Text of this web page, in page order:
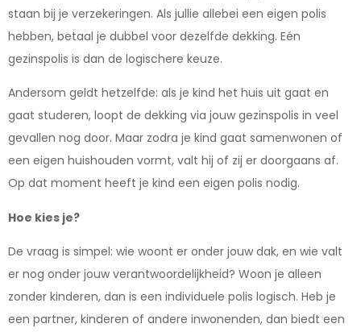
staan bij je verzekeringen. Als jullie allebei een eigen polis
hebben, betaal je dubbel voor dezelfde dekking. Eén
gezinspolis is dan de logischere keuze.
Andersom geldt hetzelfde: als je kind het huis uit gaat en
gaat studeren, loopt de dekking via jouw gezinspolis in veel
gevallen nog door. Maar zodra je kind gaat samenwonen of
een eigen huishouden vormt, valt hij of zij er doorgaans af.
Op dat moment heeft je kind een eigen polis nodig.
Hoe kies je?
De vraag is simpel: wie woont er onder jouw dak, en wie valt
er nog onder jouw verantwoordelijkheid? Woon je alleen
zonder kinderen, dan is een individuele polis logisch. Heb je
een partner, kinderen of andere inwonenden, dan biedt een